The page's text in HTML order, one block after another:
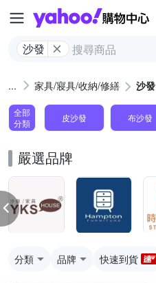
沙發
家具/寢具/收納/修繕 沙發
全部
分類
皮沙發 布沙發
嚴選品牌
分類 品牌 快速到貨